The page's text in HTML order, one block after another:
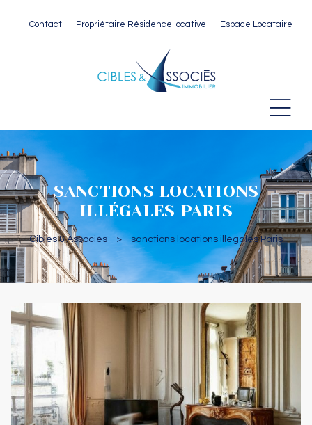
Contact Propriétaire Résidence locative Espace Locataire
SANCTIONS LOCATIONS
ILLÉGALES PARIS
Cibles & Associés > sanctions locations illégales Paris